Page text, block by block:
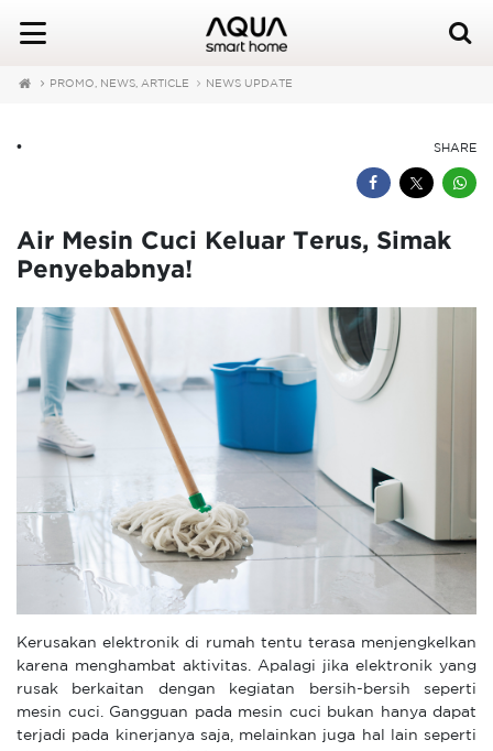
PROMO, NEWS, ARTICLE NEWS UPDATE
SHARE
•
Air Mesin Cuci Keluar Terus, Simak
Penyebabnya!
Kerusakan elektronik di rumah tentu terasa menjengkelkan
karena menghambat aktivitas. Apalagi jika elektronik yang
rusak berkaitan dengan kegiatan bersih-bersih seperti
mesin cuci. Gangguan pada mesin cuci bukan hanya dapat
terjadi pada kinerjanya saja, melainkan juga hal lain seperti